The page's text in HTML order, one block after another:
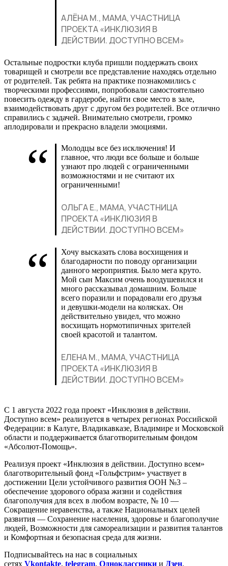
АЛЁНА М., МАМА, УЧАСТНИЦА
ПРОЕКТА «ИНКЛЮЗИЯ В
ДЕЙСТВИИ. ДОСТУПНО ВСЕМ»
Остальные подростки клуба пришли поддержать своих
товарищей и смотрели все представление находясь отдельно
от родителей. Так ребята на практике познакомились с
творческими профессиями, попробовали самостоятельно
повесить одежду в гардеробе, найти свое место в зале,
взаимодействовать друг с другом без родителей. Все отлично
справились с задачей. Внимательно смотрели, громко
аплодировали и прекрасно владели эмоциями.
Молодцы все без исключения! И
главное, что люди все больше и больше
узнают про людей с ограниченными
возможностями и не считают их
ограниченными!
ОЛЬГА Е., МАМА, УЧАСТНИЦА
ПРОЕКТА «ИНКЛЮЗИЯ В
ДЕЙСТВИИ. ДОСТУПНО ВСЕМ»
Хочу высказать слова восхищения и
благодарности по поводу организации
данного мероприятия. Было мега круто.
Мой сын Максим очень воодушевился и
много рассказывал домашним. Больше
всего поразили и порадовали его друзья
и девушки-модели на колясках. Он
действительно увидел, что можно
восхищать нормотипичных зрителей
своей красотой и талантом.
ЕЛЕНА М., МАМА, УЧАСТНИЦА
ПРОЕКТА «ИНКЛЮЗИЯ В
ДЕЙСТВИИ. ДОСТУПНО ВСЕМ»
С 1 августа 2022 года проект «Инклюзия в действии.
Доступно всем» реализуется в четырех регионах Российской
Федерации: в Калуге, Владикавказе, Владимире и Московской
области и поддерживается благотворительным фондом
«Абсолют-Помощь».
Реализуя проект «Инклюзия в действии. Доступно всем»
благотворительный фонд «Гольфстрим» участвует в
достижении Цели устойчивого развития ООН №3 –
обеспечение здорового образа жизни и содействия
благополучия для всех в любом возрасте, № 10 —
Сокращение неравенства, а также Национальных целей
развития — Сохранение населения, здоровье и благополучие
людей, Возможности для самореализации и развития талантов
и Комфортная и безопасная среда для жизни.
Подписывайтесь на нас в социальных
сетях Vkontakte, telegram, Одноклассники и Дзен.